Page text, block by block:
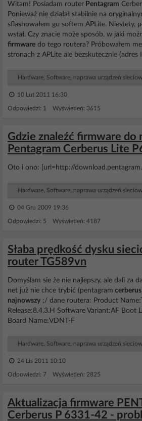
Witam! Posiadam router Pentagram
Ponieważ nie działał stabilnie na
sflashowałem go softem APLite. Niestety,
wstał. Czy znacie może sposób, w jaki
firmware do tego routera? Próbowałem
stronach z APLite ale bezskutecznie (adres
Hardware, Software, naprawa urządzeń
10 Lut 2011 16:30
Odpowiedzi: 1 Wyświetleń: 3615
Gdzie znaleźć firmware do
Pentagram Cerberus Lite
Oto i ono: [url=http://
Hardware, Software, naprawa urządzeń
04 Gru 2009 19:36
Odpowiedzi: 5 Wyświetleń: 4187
Słaba prędkość dysku
router TG589vn
Domyślam sie że nie najlepszy, ale dali za
net już nie chce trybić (pentagram cerberus
najnowszy ;/ dane routera: Product
Release:8.4.3.H Software Variant:AF Boot
Board Name:VDNT-F
Hardware, Software, naprawa urządzeń
24 Lis 2011 10:10
Odpowiedzi: 7 Wyświetleń: 2825
Aktualizacja firmware
Cerberus P 6331-42 -